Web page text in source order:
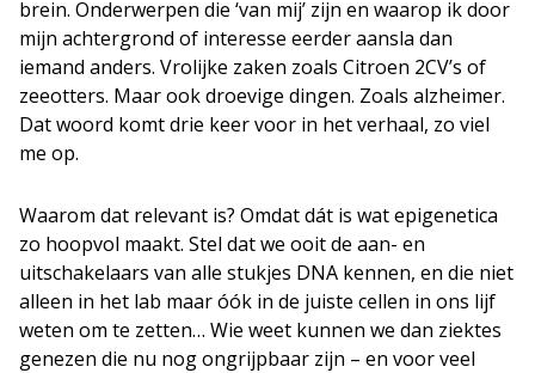
brein. Onderwerpen die ‘van mij’ zijn en waarop ik door
mijn achtergrond of interesse eerder aansla dan
iemand anders. Vrolijke zaken zoals Citroen 2CV’s of
zeeotters. Maar ook droevige dingen. Zoals alzheimer.
Dat woord komt drie keer voor in het verhaal, zo viel
me op.
Waarom dat relevant is? Omdat dát is wat epigenetica
zo hoopvol maakt. Stel dat we ooit de aan- en
uitschakelaars van alle stukjes DNA kennen, en die niet
alleen in het lab maar óók in de juiste cellen in ons lijf
weten om te zetten… Wie weet kunnen we dan ziektes
genezen die nu nog ongrijpbaar zijn – en voor veel